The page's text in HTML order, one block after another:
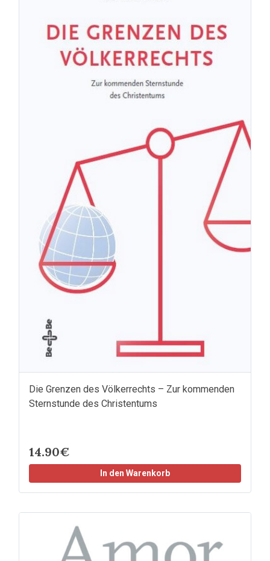
Die Grenzen des Völkerrechts – Zur kommenden
Sternstunde des Christentums
14.90€
In den Warenkorb